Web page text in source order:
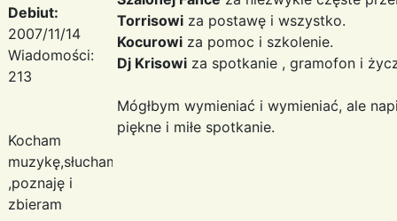
Debiut:
2007/11/14
Wiadomości:
213
Kocham
muzykę,słucham
,poznaję i
zbieram
Torrisowi za postawę i wszystko.
Kocurowi za pomoc i szkolenie.
Dj Krisowi za spotkanie , gramofon i
Mógłbym wymieniać i wymieniać, ale
piękne i miłe spotkanie.